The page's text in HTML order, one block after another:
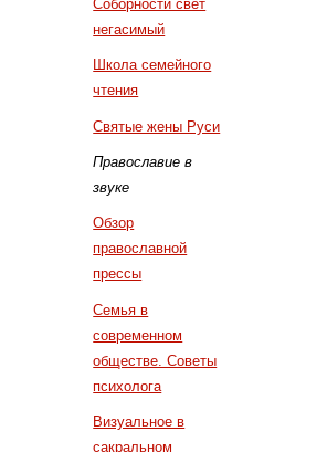
Соборности свет
негасимый
Школа семейного
чтения
Святые жены Руси
Православие в
звуке
Обзор
православной
прессы
Семья в
современном
обществе. Советы
психолога
Визуальное в
сакральном